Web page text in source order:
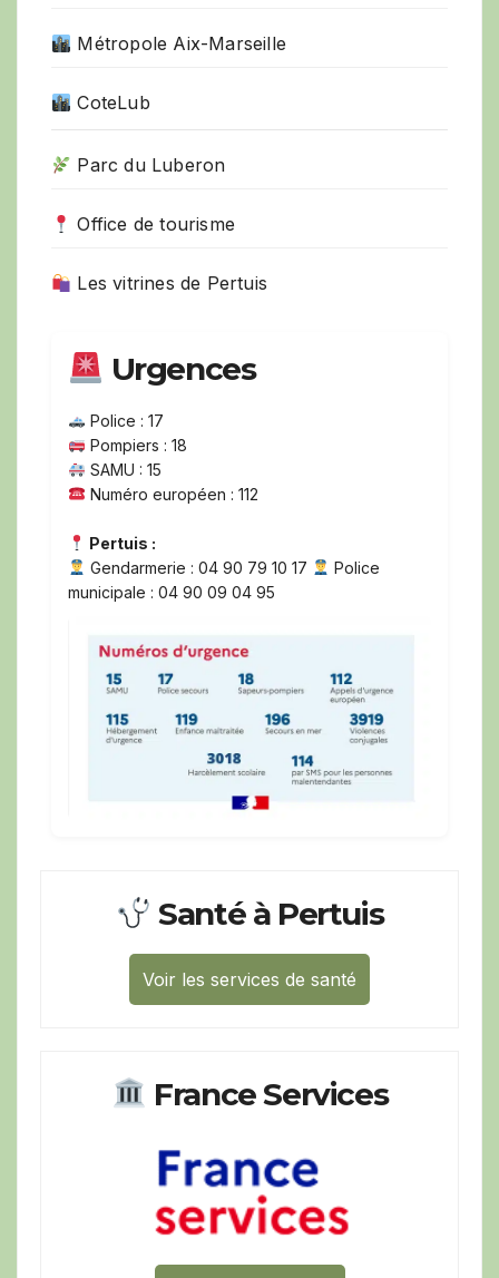
Métropole Aix-Marseille
CoteLub
Parc du Luberon
Office de tourisme
Les vitrines de Pertuis
Urgences
Police : 17
Pompiers : 18
SAMU : 15
Numéro européen : 112
Pertuis :
Gendarmerie : 04 90 79 10 17
Police
municipale : 04 90 09 04 95
Santé à Pertuis
Voir les services de santé
France Services